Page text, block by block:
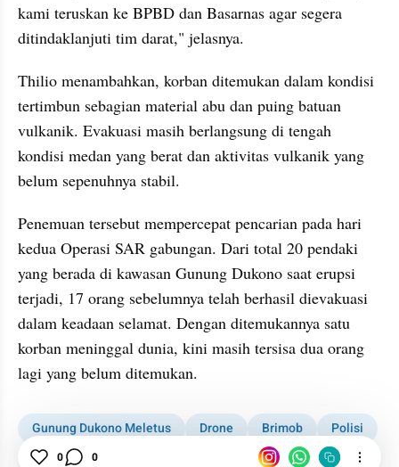
kami teruskan ke BPBD dan Basarnas agar segera
ditindaklanjuti tim darat," jelasnya.
Thilio menambahkan, korban ditemukan dalam kondisi
tertimbun sebagian material abu dan puing batuan
vulkanik. Evakuasi masih berlangsung di tengah
kondisi medan yang berat dan aktivitas vulkanik yang
belum sepenuhnya stabil.
Penemuan tersebut mempercepat pencarian pada hari
kedua Operasi SAR gabungan. Dari total 20 pendaki
yang berada di kawasan Gunung Dukono saat erupsi
terjadi, 17 orang sebelumnya telah berhasil dievakuasi
dalam keadaan selamat. Dengan ditemukannya satu
korban meninggal dunia, kini masih tersisa dua orang
lagi yang belum ditemukan.
Gunung Dukono Meletus Drone Brimob
Polisi
Erupsi
Gunung Dukono
0 0